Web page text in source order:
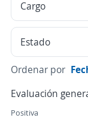
Ordenar por
Evaluación
Positiva